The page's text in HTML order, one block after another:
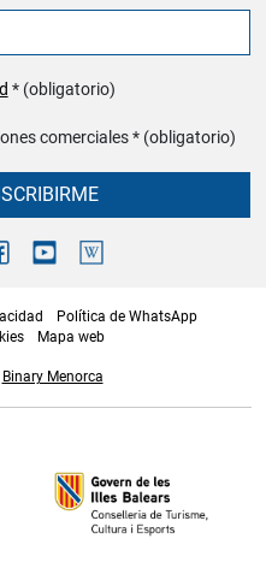
* (obligatorio)
comerciales * (obligatorio)
Política de WhatsApp
Mapa web
Binary Menorca